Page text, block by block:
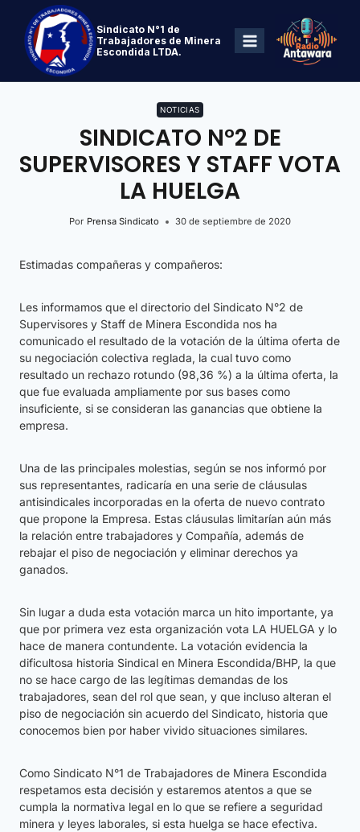
Sindicato N°1 de
Trabajadores de Minera
Escondida LTDA.
NOTICIAS
SINDICATO N°2 DE
SUPERVISORES Y STAFF VOTA
LA HUELGA
Por Prensa Sindicato 30 de septiembre de 2020
Estimadas compañeras y compañeros:
Les informamos que el directorio del Sindicato N°2 de
Supervisores y Staff de Minera Escondida nos ha
comunicado el resultado de la votación de la última oferta de
su negociación colectiva reglada, la cual tuvo como
resultado un rechazo rotundo (98,36 %) a la última oferta, la
que fue evaluada ampliamente por sus bases como
insuficiente, si se consideran las ganancias que obtiene la
empresa.
Una de las principales molestias, según se nos informó por
sus representantes, radicaría en una serie de cláusulas
antisindicales incorporadas en la oferta de nuevo contrato
que propone la Empresa. Estas cláusulas limitarían aún más
la relación entre trabajadores y Compañía, además de
rebajar el piso de negociación y eliminar derechos ya
ganados.
Sin lugar a duda esta votación marca un hito importante, ya
que por primera vez esta organización vota LA HUELGA y lo
hace de manera contundente. La votación evidencia la
dificultosa historia Sindical en Minera Escondida/BHP, la que
no se hace cargo de las legítimas demandas de los
trabajadores, sean del rol que sean, y que incluso alteran el
piso de negociación sin acuerdo del Sindicato, historia que
conocemos bien por haber vivido situaciones similares.
Como Sindicato N°1 de Trabajadores de Minera Escondida
respetamos esta decisión y estaremos atentos a que se
cumpla la normativa legal en lo que se refiere a seguridad
minera y leyes laborales, si esta huelga se hace efectiva.